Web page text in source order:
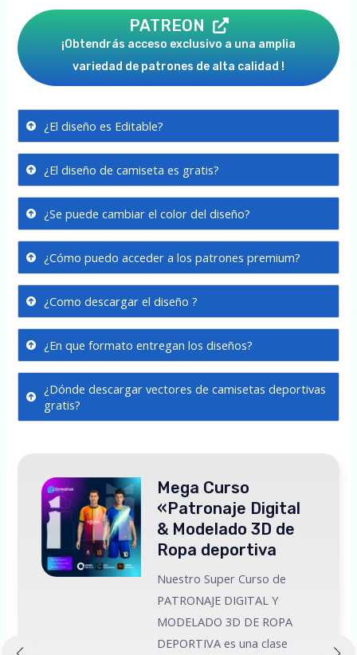
PATREON
¡Obtendrás acceso exclusivo a una amplia
variedad de patrones de alta calidad !
¿El diseño es Editable?
¿El diseño de camiseta es gratis?
¿Se puede cambiar el color del diseño?
¿Cómo puedo acceder a los patrones premium?
¿Como descargar el diseño ?
¿En que formato entregan los diseños?
¿Dónde descargar vectores de camisetas deportivas
gratis?
Mega Curso
«Patronaje Digital
& Modelado 3D de
Ropa deportiva
Nuestro Super Curso de
PATRONAJE DIGITAL Y
MODELADO 3D DE ROPA
DEPORTIVA es una clase